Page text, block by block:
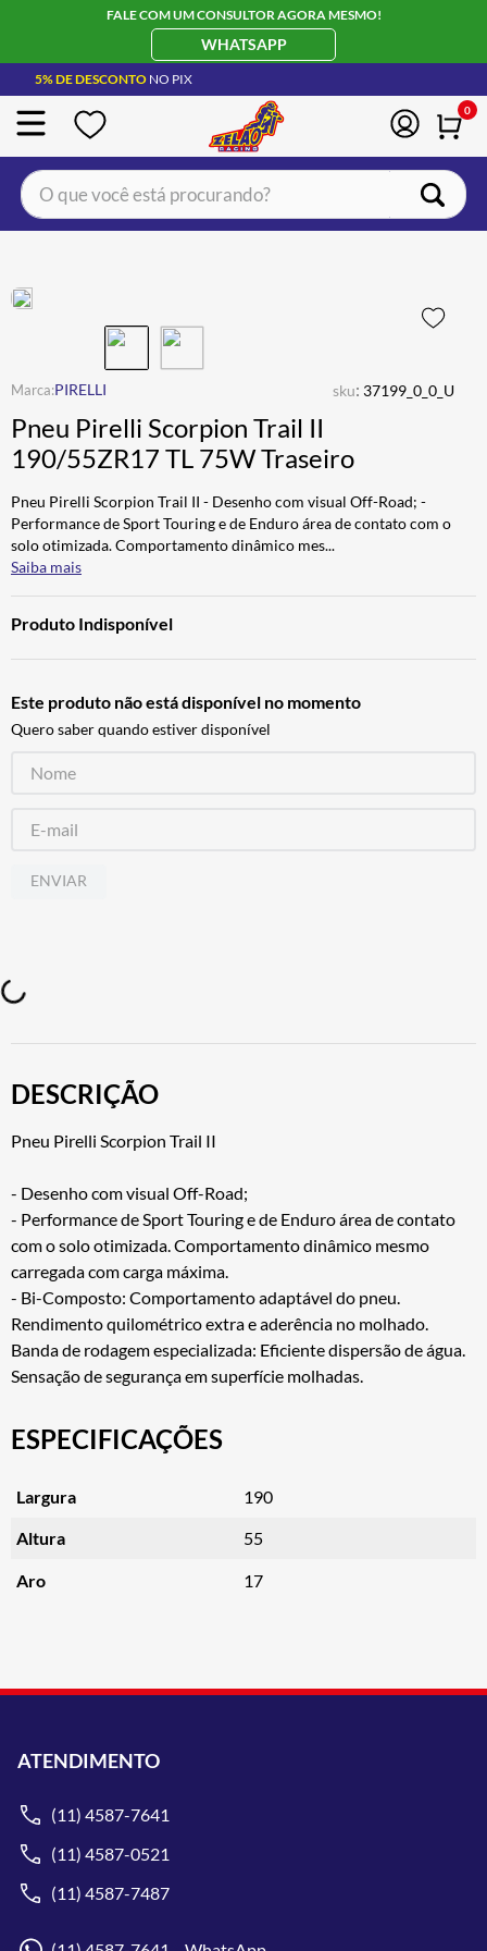
FALE COM UM CONSULTOR AGORA MESMO!
WHATSAPP
5% DE DESCONTO NO PIX
0
O que você está procurando?
PIRELLI sku: 37199_0_0_U
Pneu Pirelli Scorpion Trail II
190/55ZR17 TL 75W Traseiro
Pneu Pirelli Scorpion Trail II - Desenho com visual Off-Road; -
Performance de Sport Touring e de Enduro área de contato com o
solo otimizada. Comportamento dinâmico mes...
Saiba mais
Produto Indisponível
Este produto não está disponível no momento
Quero saber quando estiver disponível
ENVIAR
DESCRIÇÃO
Pneu Pirelli Scorpion Trail II
- Desenho com visual Off-Road;
- Performance de Sport Touring e de Enduro área de contato
com o solo otimizada. Comportamento dinâmico mesmo
carregada com carga máxima.
- Bi-Composto: Comportamento adaptável do pneu.
Rendimento quilométrico extra e aderência no molhado.
Banda de rodagem especializada: Eficiente dispersão de água.
Sensação de segurança em superfície molhadas.
ESPECIFICAÇÕES
Largura 190
Altura 55
Aro 17
ATENDIMENTO
(11) 4587-7641
(11) 4587-0521
(11) 4587-7487
JAQUETA
4º ÓCULOS SOLAR
5º LUVA
6º ALPINESTAR
7º BAU
8º CALÇA
9º AIROH
10º BOTAS